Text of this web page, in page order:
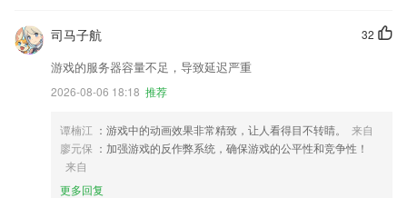
32
司马子航
游戏的服务器容量不足，导致延迟严重
2026-08-06 18:18 推荐
谭楠江 ：游戏中的动画效果非常精致，让人看得目不转睛。
来自
廖元保 ：加强游戏的反作弊系统，确保游戏的公平性和竞争性！
来自
更多回复